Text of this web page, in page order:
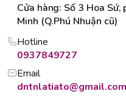
Cửa hàng: Số 3 Hoa Sứ,
Minh (Q.Phú Nhuận cũ)
Hotline
0937849727
Email
dntnlatiato@gmail.com